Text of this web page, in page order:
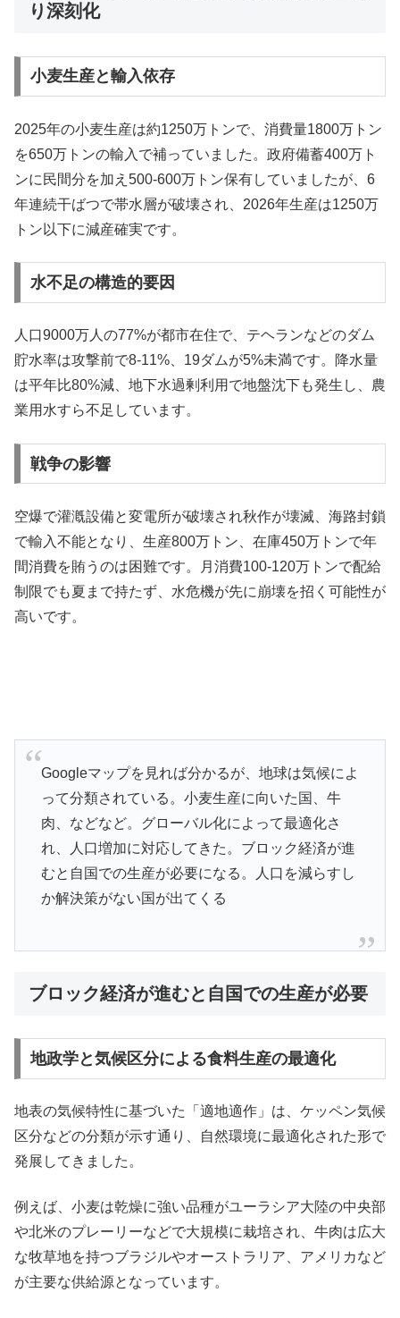
り深刻化​
小麦生産と輸入依存
2025年の小麦生産は約1250万トンで、消費量1800万トン
を650万トンの輸入で補っていました。政府備蓄400万ト
ンに民間分を加え500-600万トン保有していましたが、6
年連続干ばつで帯水層が破壊され、2026年生産は1250万
トン以下に減産確実です。
水不足の構造的要因
人口9000万人の77%が都市在住で、テヘランなどのダム
貯水率は攻撃前で8-11%、19ダムが5%未満です。降水量
は平年比80%減、地下水過剰利用で地盤沈下も発生し、農
業用水すら不足しています。
戦争の影響
空爆で灌漑設備と変電所が破壊され秋作が壊滅、海路封鎖
で輸入不能となり、生産800万トン、在庫450万トンで年
間消費を賄うのは困難です。月消費100-120万トンで配給
制限でも夏まで持たず、水危機が先に崩壊を招く可能性が
高いです。
Googleマップを見れば分かるが、地球は気候によ
って分類されている。小麦生産に向いた国、牛
肉、などなど。グローバル化によって最適化さ
れ、人口増加に対応してきた。ブロック経済が進
むと自国での生産が必要になる。人口を減らすし
か解決策がない国が出てくる
ブロック経済が進むと自国での生産が必要
地政学と気候区分による食料生産の最適化
地表の気候特性に基づいた「適地適作」は、ケッペン気候
区分などの分類が示す通り、自然環境に最適化された形で
発展してきました。
例えば、小麦は乾燥に強い品種がユーラシア大陸の中央部
や北米のプレーリーなどで大規模に栽培され、牛肉は広大
な牧草地を持つブラジルやオーストラリア、アメリカなど
が主要な供給源となっています。